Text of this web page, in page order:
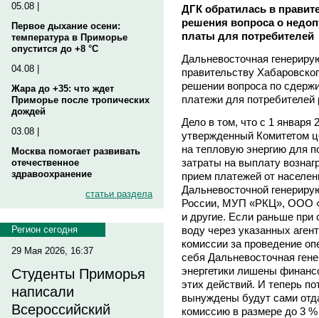
05.08 |
Первое дыхание осени:
температура в Приморье
опустится до +8 °C
04.08 |
Жара до +35: что ждет
Приморье после тропических
дождей
03.08 |
Москва помогает развивать
отечественное
здравоохранение
статьи раздела
Регион сегодня
29 Мая 2026, 16:37
Студенты Приморья
написали
Всероссийский
ДГК обратилась в
решения вопроса о
платы для потребителей
Дальневосточная
правительству
решении вопроса по
платежи для потребителей
Дело в том, что с 1 января
утвержденный Комитетом
на тепловую энергию для
затраты на выплату
прием платежей от
Дальневосточной
России, МУП «РКЦ», ООО
и другие. Если раньше при
воду через указанных
комиссии за проведение
себя Дальневосточная
энергетики лишены
этих действий. И теперь
вынуждены будут сами
комиссию в размере до 3